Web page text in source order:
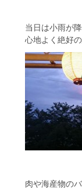
当日は小雨が
心地よく絶好
肉や海産物の